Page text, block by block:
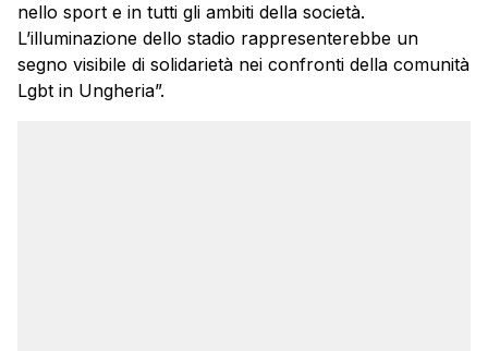
nello sport e in tutti gli ambiti della società.
L’illuminazione dello stadio rappresenterebbe un
segno visibile di solidarietà nei confronti della comunità
Lgbt in Ungheria”.